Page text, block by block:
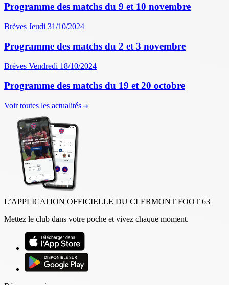
Programme des matchs du 9 et 10 novembre
Brèves Jeudi 31/10/2024
Programme des matchs du 2 et 3 novembre
Brèves Vendredi 18/10/2024
Programme des matchs du 19 et 20 octobre
Voir toutes les actualités
L’APPLICATION OFFICIELLE DU CLERMONT FOOT 63
Mettez le club dans votre poche et vivez chaque moment.